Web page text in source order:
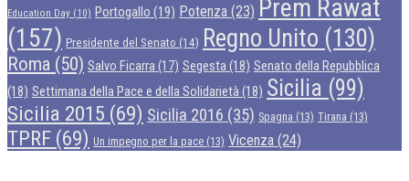
Education Day (10) Portogallo (19) Potenza (23) Prem Rawat
(157) Presidente del Senato (14) Regno Unito (130)
Roma (50) Salvo Ficarra (17) Segesta (18) Senato della Repubblica
(18) Settimana della Pace e della Solidarietà (18) Sicilia (99)
Sicilia 2015 (69) Sicilia 2016 (35) Spagna (13) Tirana (13)
TPRF (69) Un impegno per la pace (13) Vicenza (24)